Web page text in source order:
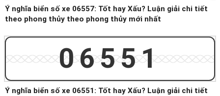
Ý nghĩa biển số xe 06557: Tốt hay Xấu? Luận giải chi tiết
theo phong thủy theo phong thủy mới nhất
06551
Ý nghĩa biển số xe 06551: Tốt hay Xấu? Luận giải chi tiết